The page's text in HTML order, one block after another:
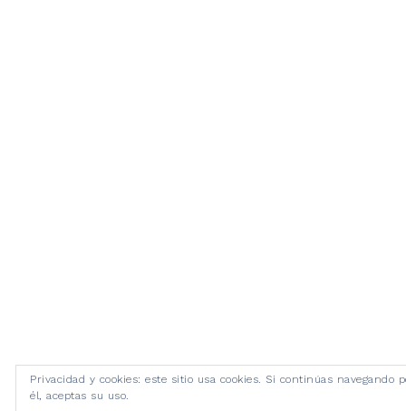
Privacidad y cookies: este sitio usa cookies. Si continúas navegando
él, aceptas su uso.